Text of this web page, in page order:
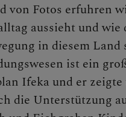
von Fotos erfuhren
aussieht und wie
in diesem
ist ein
Ifeka und er
die Unterstützung